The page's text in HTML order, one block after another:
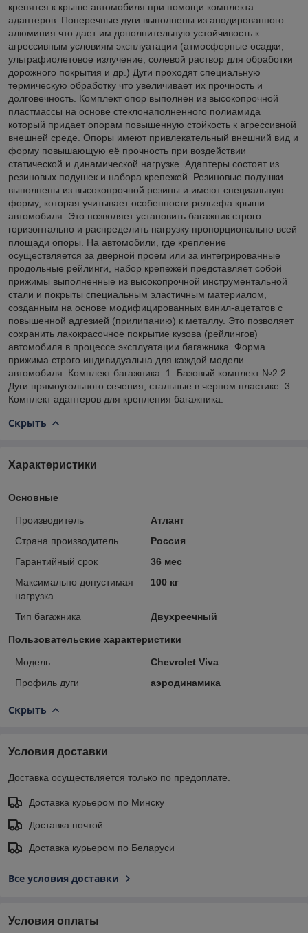
крепятся к крыше автомобиля при помощи комплекта
адаптеров. Поперечные дуги выполнены из анодированного
алюминия что дает им дополнительную устойчивость к
агрессивным условиям эксплуатации (атмосферные осадки,
ультрафиолетовое излучение, солевой раствор для обработки
дорожного покрытия и др.) Дуги проходят специальную
термическую обработку что увеличивает их прочность и
долговечность. Комплект опор выполнен из высокопрочной
пластмассы на основе стеклонаполненного полиамида
который придает опорам повышенную стойкость к агрессивной
внешней среде. Опоры имеют привлекательный внешний вид и
форму повышающую её прочность при воздействии
статической и динамической нагрузке. Адаптеры состоят из
резиновых подушек и набора крепежей. Резиновые подушки
выполнены из высокопрочной резины и имеют специальную
форму, которая учитывает особенности рельефа крыши
автомобиля. Это позволяет установить багажник строго
горизонтально и распределить нагрузку пропорционально всей
площади опоры. На автомобили, где крепление
осуществляется за дверной проем или за интегрированные
продольные рейлинги, набор крепежей представляет собой
прижимы выполненные из высокопрочной инструментальной
стали и покрыты специальным эластичным материалом,
созданным на основе модифицированных винил-ацетатов с
повышенной адгезией (прилипанию) к металлу. Это позволяет
сохранить лакокрасочное покрытие кузова (рейлингов)
автомобиля в процессе эксплуатации багажника. Форма
прижима строго индивидуальна для каждой модели
автомобиля. Комплект багажника: 1. Базовый комплект №2 2.
Дуги прямоугольного сечения, стальные в черном пластике. 3.
Комплект адаптеров для крепления багажника.
Скрыть
Характеристики
Основные
Производитель
Атлант
Страна производитель
Россия
Гарантийный срок
36 мес
Максимально допустимая
нагрузка
100 кг
Тип багажника Двухреечный
Пользовательские характеристики
Модель
Chevrolet Viva
Профиль дуги
аэродинамика
Скрыть
Условия доставки
Доставка осуществляется только по предоплате.
Доставка курьером по Минску
Доставка почтой
Доставка курьером по Беларуси
Все условия доставки
Условия оплаты